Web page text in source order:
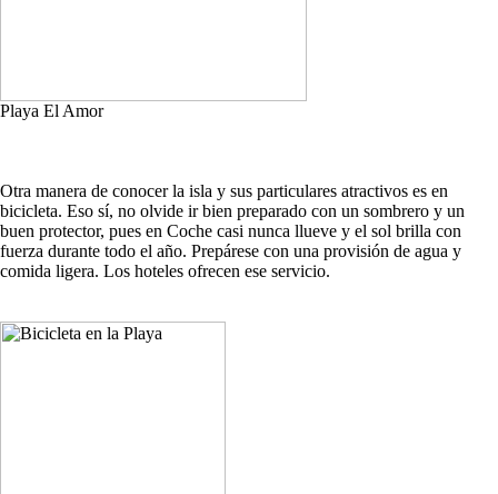
Playa El Amor
Otra manera de conocer la isla y sus particulares atractivos es en
bicicleta. Eso sí, no olvide ir bien preparado con un sombrero y un
buen protector, pues en Coche casi nunca llueve y el sol brilla con
fuerza durante todo el año. Prepárese con una provisión de agua y
comida ligera. Los hoteles ofrecen ese servicio.